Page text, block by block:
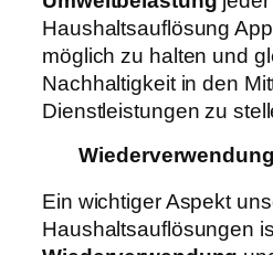
Haushaltsauflösung
möglich zu halten und
Nachhaltigkeit in den
Dienstleistungen zu
Ein wichtiger Aspekt
Haushaltsauflösungen